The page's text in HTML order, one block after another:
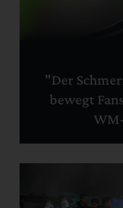
"Der
bewegt